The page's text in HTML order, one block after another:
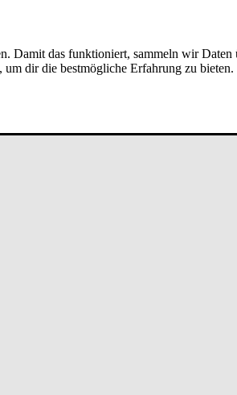
Damit das funktioniert, sammeln wir
dir die bestmögliche Erfahrung zu
­Wo­chen­ta­ge